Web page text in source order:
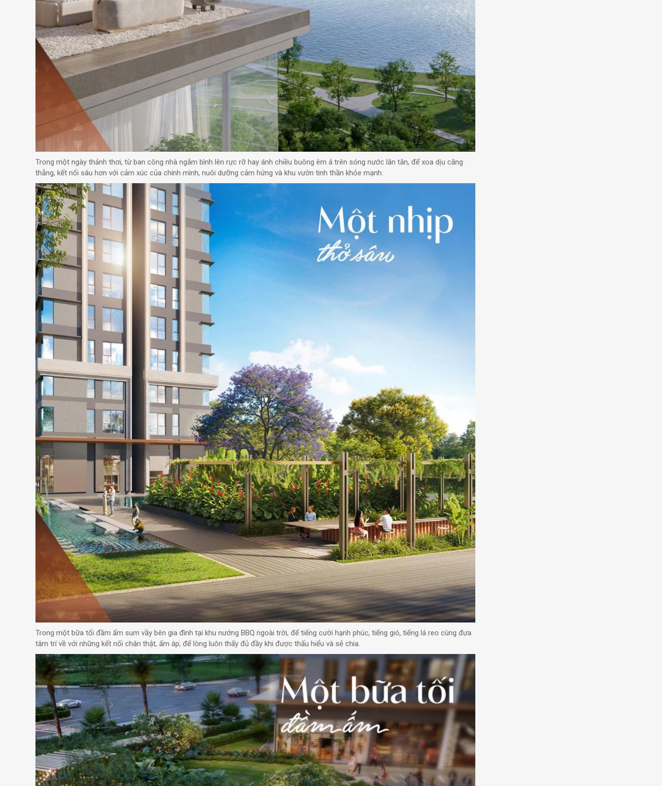
Trong một ngày thảnh thơi, từ ban công nhà ngắm bình lên rực rỡ hay ánh chiều buông êm ả trên sóng nước lăn tăn, để xoa dịu căng
thẳng, kết nối sâu hơn với cảm xúc của chính mình, nuôi dưỡng cảm hứng và khu vườn tinh thần khỏe mạnh.
Trong một bữa tối đầm ấm sum vầy bên gia đình tại khu nướng BBQ ngoài trời, để tiếng cười hạnh phúc, tiếng gió, tiếng lá reo cùng đưa
tâm trí về với những kết nối chân thật, ấm áp; để lòng luôn thấy đủ đầy khi được thấu hiểu và sẻ chia.